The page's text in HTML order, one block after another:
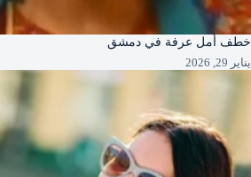
خطف أمل عرفة في دمشق
يناير 29, 2026